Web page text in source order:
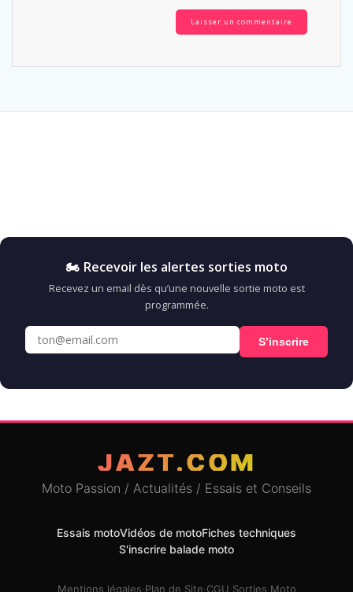
🏍️ Recevoir les alertes sorties moto
Recevez un email dès qu’une nouvelle sortie moto est
programmée.
S’inscrire
JAZT.COM
Moto Passion / Actualités / Essais et Conseils
Essais motoVidéos de motoFiches techniques
S'inscrire balade moto
Mentions légales·Plan de Site·CGU Sorties Moto